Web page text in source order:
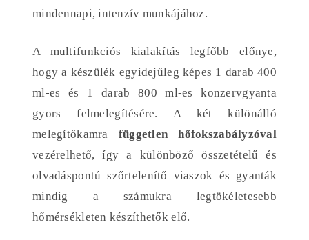
mindennapi, intenzív munkájához.
A multifunkciós kialakítás legfőbb előnye,
hogy a készülék egyidejűleg képes 1 darab 400
ml-es és 1 darab 800 ml-es konzervgyanta
gyors felmelegítésére. A két különálló
melegítőkamra független hőfokszabályzóval
vezérelhető, így a különböző összetételű és
olvadáspontú szőrtelenítő viaszok és gyanták
mindig a számukra legtökéletesebb
hőmérsékleten készíthetők elő.